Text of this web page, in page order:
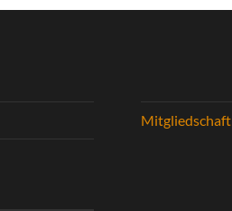
Mitgliedschaft